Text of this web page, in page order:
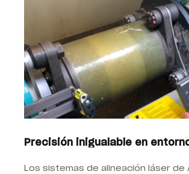
Precisión inigualable en
Los sistemas de alineación láser de